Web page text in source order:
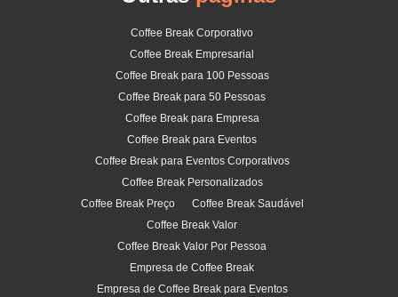
Coffee Break Corporativo
Coffee Break Empresarial
Coffee Break para 100 Pessoas
Coffee Break para 50 Pessoas
Coffee Break para Empresa
Coffee Break para Eventos
Coffee Break para Eventos Corporativos
Coffee Break Personalizados
Coffee Break Preço
Coffee Break Saudável
Coffee Break Valor
Coffee Break Valor Por Pessoa
Empresa de Coffee Break
Empresa de Coffee Break para Eventos